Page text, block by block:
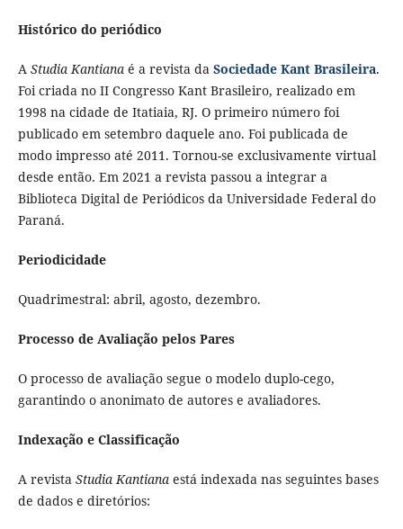
Histórico do periódico
A Studia Kantiana é a revista da Sociedade Kant Brasileira.
Foi criada no II Congresso Kant Brasileiro, realizado em
1998 na cidade de Itatiaia, RJ. O primeiro número foi
publicado em setembro daquele ano. Foi publicada de
modo impresso até 2011. Tornou-se exclusivamente virtual
desde então. Em 2021 a revista passou a integrar a
Biblioteca Digital de Periódicos da Universidade Federal do
Paraná.
Periodicidade
Quadrimestral: abril, agosto, dezembro.
Processo de Avaliação pelos Pares
O processo de avaliação segue o modelo duplo-cego,
garantindo o anonimato de autores e avaliadores.
Indexação e Classificação
A revista Studia Kantianaestá indexada nas seguintes bases
de dados e diretórios: